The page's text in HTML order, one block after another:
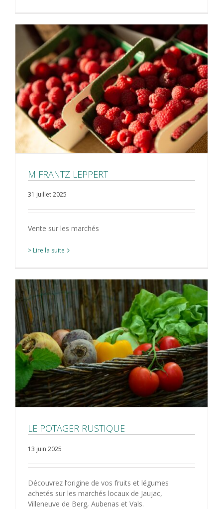
M FRANTZ LEPPERT
31 juillet 2025
Vente sur les marchés
> Lire la suite
LE POTAGER RUSTIQUE
13 juin 2025
Découvrez l’origine de vos fruits et légumes
achetés sur les marchés locaux de Jaujac,
Villeneuve de Berg, Aubenas et Vals.